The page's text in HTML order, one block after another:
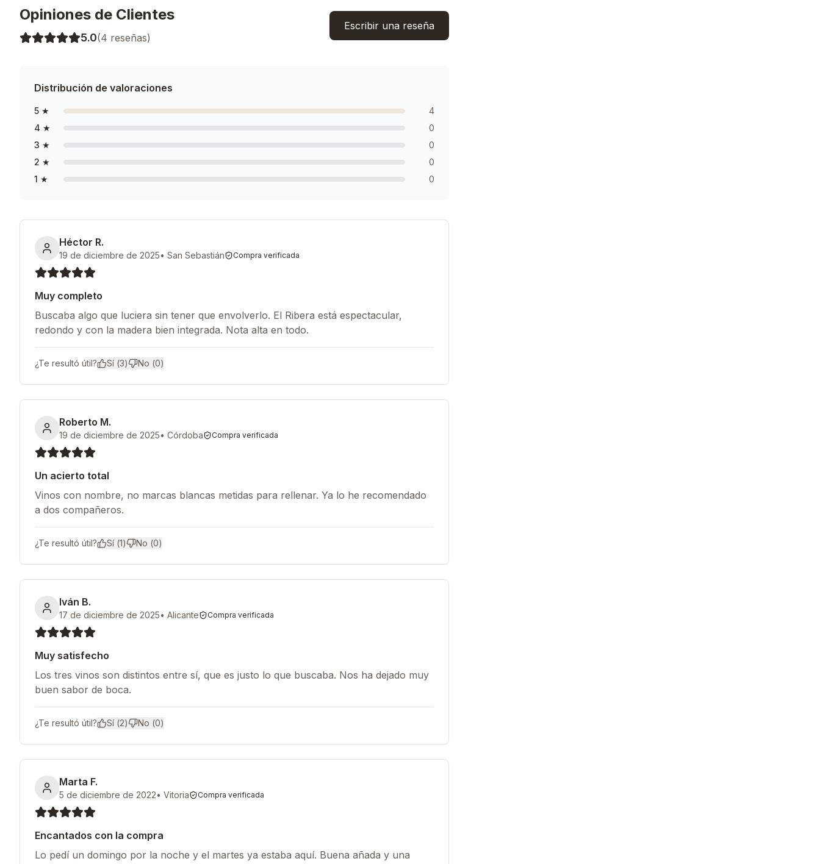
Opiniones de Clientes
5.0(4 reseñas)
Escribir una reseña
Distribución de valoraciones
5 ★
4
4 ★
0
3 ★
0
2 ★
0
1 ★ 0
Héctor R.
19 de diciembre de 2025• San Sebastián Compra verificada
Muy completo
Buscaba algo que luciera sin tener que envolverlo. El Ribera está espectacular,
redondo y con la madera bien integrada. Nota alta en todo.
¿Te resultó útil? Sí (3) No (0)
Roberto M.
19 de diciembre de 2025• Córdoba Compra verificada
Un acierto total
Vinos con nombre, no marcas blancas metidas para rellenar. Ya lo he recomendado
a dos compañeros.
¿Te resultó útil? Sí (1) No (0)
Iván B.
17 de diciembre de 2025• Alicante Compra verificada
Muy satisfecho
Los tres vinos son distintos entre sí, que es justo lo que buscaba. Nos ha dejado muy
buen sabor de boca.
¿Te resultó útil? Sí (2) No (0)
Marta F.
5 de diciembre de 2022• Vitoria Compra verificada
Encantados con la compra
Lo pedí un domingo por la noche y el martes ya estaba aquí. Buena añada y una